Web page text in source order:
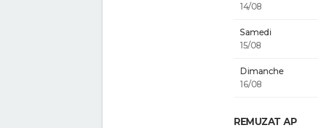
14/08
Samedi
15/08
Dimanche
16/08
REMUZAT AP